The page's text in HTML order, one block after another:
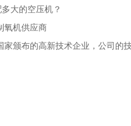
大的空压机？
氧机供应商
颁布的高新技术企业，公司的